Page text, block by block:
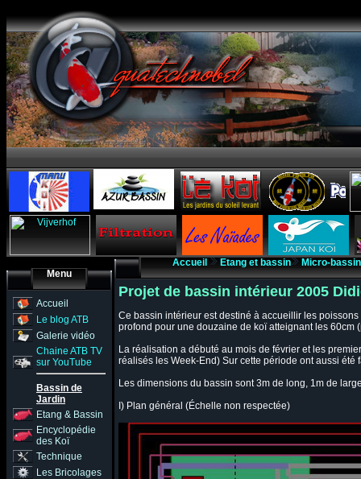
Menu
Accueil
Le blog ATB
Galerie vidéo
Chaine ATB TV
sur YouTube
Bassin de
Jardin
Etang & Bassin
Encyclopédie
des Koï
Technique
Les Bricolages
Accueil Etang et bassin Micro-
Projet de bassin intérieur 2005
Ce bassin intérieur est destiné à accueillir les
profond pour une douzaine de koï atteignant les 60cm
La réalisation a débuté au mois de février et les
réalisés les Week-End) Sur cette période ont aussi
Les dimensions du bassin sont 3m de long, 1m de
I) Plan général (Échelle non respectée)